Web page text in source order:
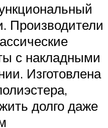
Производители
с накладными
Изготовлена
долго даже